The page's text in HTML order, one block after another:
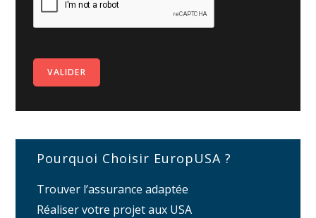
Pourquoi Choisir EuropUSA ?
Trouver l’assurance adaptée
Réaliser votre projet aux USA